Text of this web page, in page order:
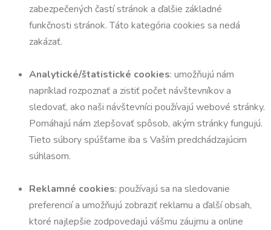
zabezpečených častí stránok a ďalšie základné
funkčnosti stránok. Táto kategória cookies sa nedá
zakázať.
Analytické/štatistické cookies: umožňujú nám
napríklad rozpoznať a zistiť počet návštevníkov a
sledovať, ako naši návštevníci používajú webové stránky.
Pomáhajú nám zlepšovať spôsob, akým stránky fungujú.
Tieto súbory spúšťame iba s Vaším predchádzajúcim
súhlasom.
Reklamné cookies: používajú sa na sledovanie
preferencií a umožňujú zobraziť reklamu a ďalší obsah,
ktoré najlepšie zodpovedajú vášmu záujmu a online